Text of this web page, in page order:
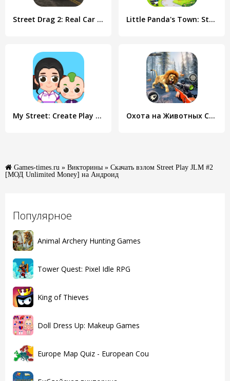
Популярное
Animal Archery Hunting Games
Tower Quest: Pixel Idle RPG
King of Thieves
Doll Dress Up: Makeup Games
Europe Map Quiz - European Cou
Street Drag 2: Real Car Racing Little Panda's Town: Street
My Street: Create Play Learn Охота на Животных Снайперский
Games-times.ru » Викторины » Скачать взлом Street Play JLM #2
[МОД Unlimited Money] на Андроид